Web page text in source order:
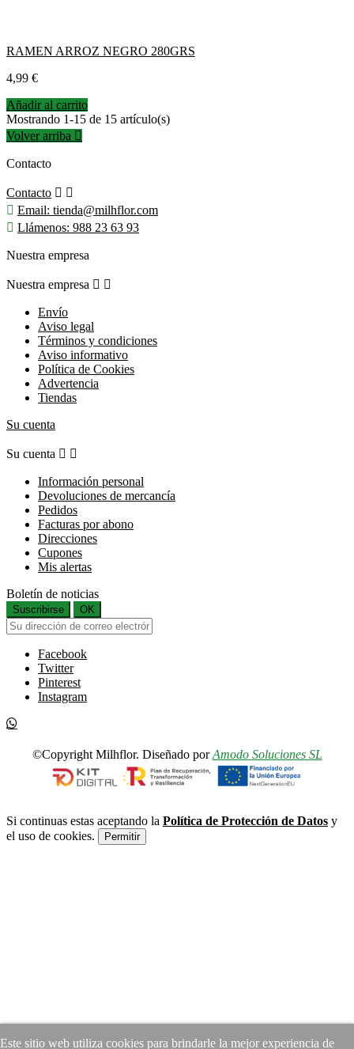
Este sitio web utiliza cookies para brindarle la mejor experiencia de
RAMEN ARROZ NEGRO 280GRS
Precio
4,99 €
Añadir al carrito
Mostrando 1-15 de 15 artículo(s)
Volver arriba 
Contacto
Contacto  
 Email: tienda@milhflor.com
 Llámenos: 988 23 63 93
Nuestra empresa
Nuestra empresa  
Envío
Aviso legal
Términos y condiciones
Aviso informativo
Política de Cookies
Advertencia
Tiendas
Su cuenta
Su cuenta  
Información personal
Devoluciones de mercancía
Pedidos
Facturas por abono
Direcciones
Cupones
Mis alertas
Boletín de noticias
Suscribirse OK
Facebook
Twitter
Pinterest
Instagram
©Copyright Milhflor. Diseñado porAmodo Soluciones SL
Si continuas estas aceptando la Política de Protección de Datos y
el uso de cookies.
Permitir